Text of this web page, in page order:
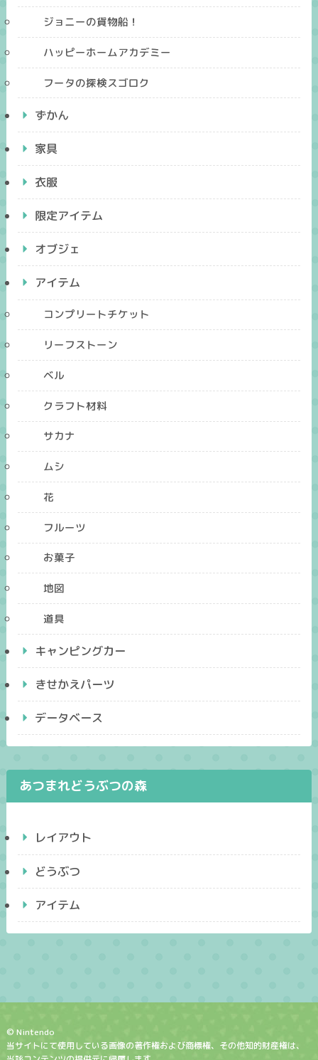
ジョニーの貨物船！
ハッピーホームアカデミー
フータの探検スゴロク
ずかん
家具
衣服
限定アイテム
オブジェ
アイテム
コンプリートチケット
リーフストーン
ベル
クラフト材料
サカナ
ムシ
花
フルーツ
お菓子
地図
道具
キャンピングカー
きせかえパーツ
データベース
あつまれどうぶつの森
レイアウト
どうぶつ
アイテム
© Nintendo
当サイトにて使用している画像の著作権および商標権、その他知的財産権は、